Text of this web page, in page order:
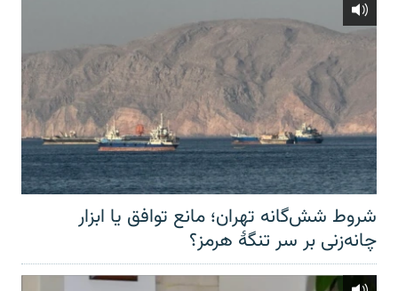
شروط شش‌گانه تهران؛ مانع توافق یا ابزار
چانه‌زنی بر سر تنگهٔ هرمز؟